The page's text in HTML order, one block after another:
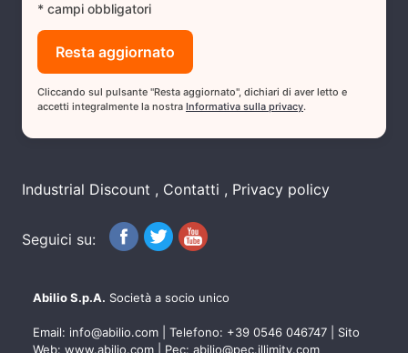
* campi obbligatori
Cliccando sul pulsante "Resta aggiornato", dichiari di aver letto e
accetti integralmente la nostra Informativa sulla privacy.
Industrial Discount Contatti Privacy policy
Seguici su:
Abilio S.p.A. Società a socio unico
Email: info@abilio.com | Telefono: +39 0546 046747 | Sito
Web: www.abilio.com | Pec: abilio@pec.illimity.com